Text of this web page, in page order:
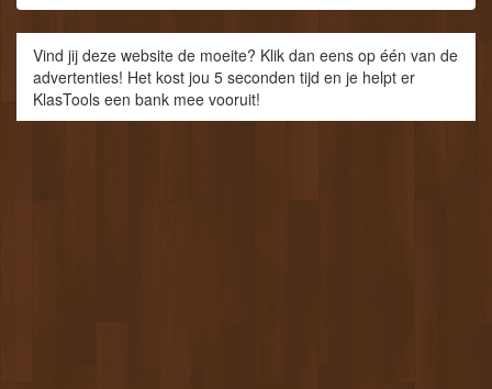
Vind jij deze website de moeite? Klik dan eens op één van de
advertenties! Het kost jou 5 seconden tijd en je helpt er
KlasTools een bank mee vooruit!